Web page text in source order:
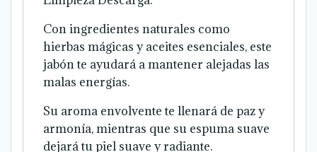
Con ingredientes naturales como
hierbas mágicas y aceites esenciales, este
jabón te ayudará a mantener alejadas las
malas energías.
Su aroma envolvente te llenará de paz y
armonía, mientras que su espuma suave
dejará tu piel suave y radiante.